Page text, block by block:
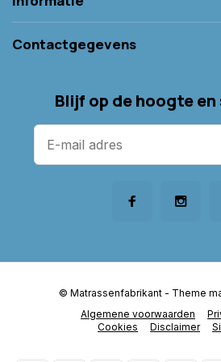
Contactgegevens
Blijf op de hoogte
Algemene voorwaarden
Cookies
Disclaimer
© Matrassenfabrikant - Theme